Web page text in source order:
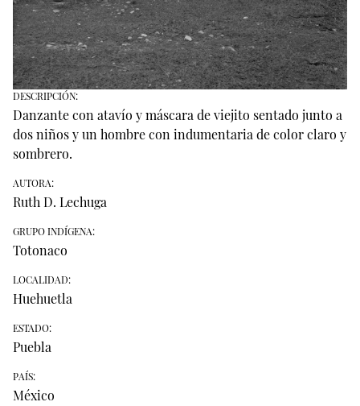
DESCRIPCIÓN:
Danzante con atavío y máscara de viejito sentado junto a
dos niños y un hombre con indumentaria de color claro y
sombrero.
AUTORA:
Ruth D. Lechuga
GRUPO INDÍGENA:
Totonaco
LOCALIDAD:
Huehuetla
ESTADO:
Puebla
PAÍS:
México